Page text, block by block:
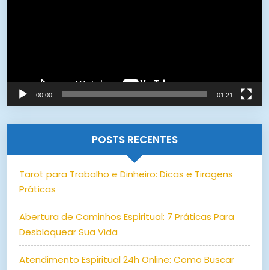
00:00 01:21
POSTS RECENTES
Tarot para Trabalho e Dinheiro: Dicas e Tiragens
Práticas
Abertura de Caminhos Espiritual: 7 Práticas Para
Desbloquear Sua Vida
Atendimento Espiritual 24h Online: Como Buscar